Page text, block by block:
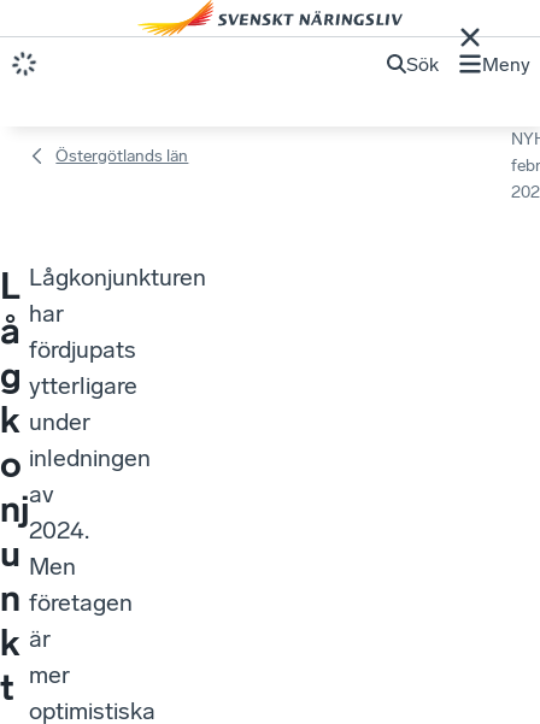
Sök Meny
Östergötlands län
L
å
g
k
o
nj
u
n
k
t
Lågkonjunkturen
har
fördjupats
ytterligare
under
inledningen
av
2024.
Men
företagen
är
mer
optimistiska